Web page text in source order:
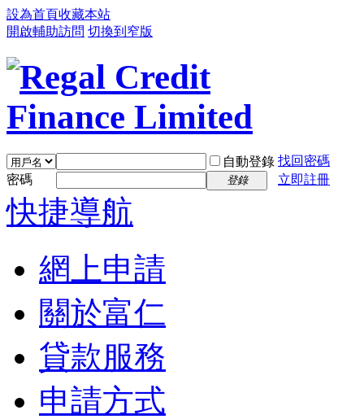
設為首頁收藏本站
開啟輔助訪問 切換到窄版
自動登錄 找回密碼
密碼
登錄 立即註冊
快捷導航
網上申請
關於富仁
貸款服務
申請方式